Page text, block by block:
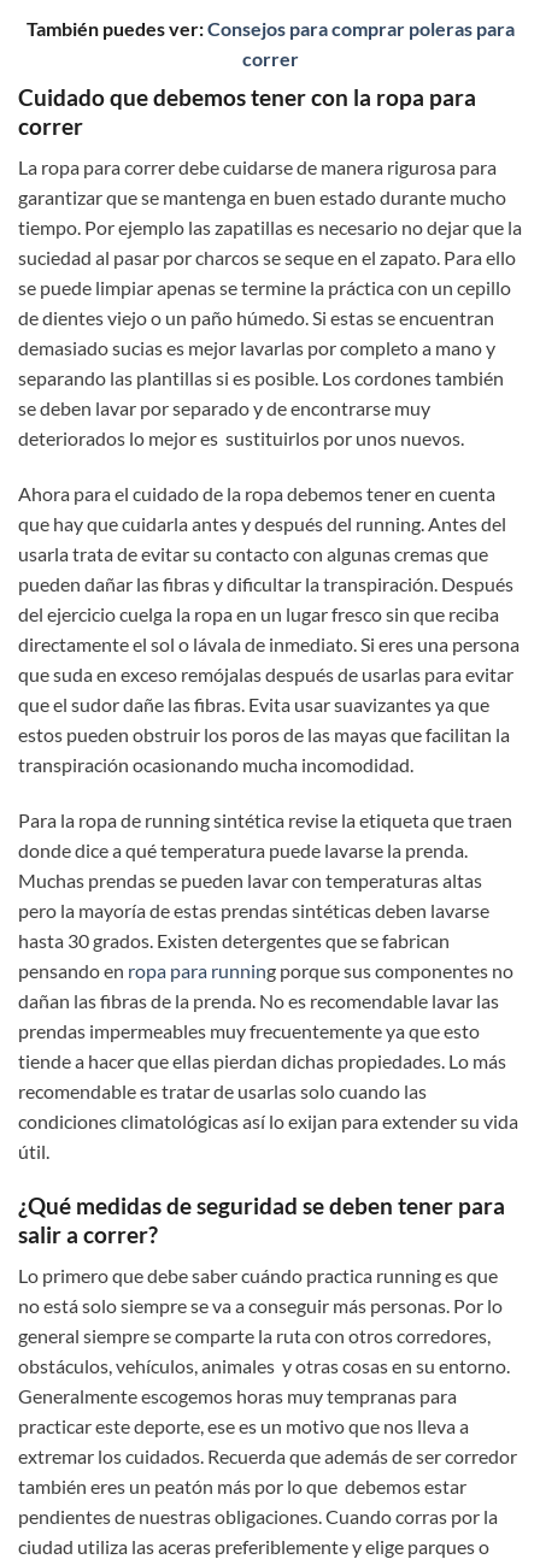
También puedes ver:Consejos para comprar poleras para
correr
Cuidado que debemos tener con la ropa para
correr
La ropa para correr debe cuidarse de manera rigurosa para
garantizar que se mantenga en buen estado durante mucho
tiempo. Por ejemplo las zapatillas es necesario no dejar que la
suciedad al pasar por charcos se seque en el zapato. Para ello
se puede limpiar apenas se termine la práctica con un cepillo
de dientes viejo o un paño húmedo. Si estas se encuentran
demasiado sucias es mejor lavarlas por completo a mano y
separando las plantillas si es posible. Los cordones también
se deben lavar por separado y de encontrarse muy
deteriorados lo mejor es sustituirlos por unos nuevos.
Ahora para el cuidado de la ropa debemos tener en cuenta
que hay que cuidarla antes y después del running. Antes del
usarla trata de evitar su contacto con algunas cremas que
pueden dañar las fibras y dificultar la transpiración. Después
del ejercicio cuelga la ropa en un lugar fresco sin que reciba
directamente el sol o lávala de inmediato. Si eres una persona
que suda en exceso remójalas después de usarlas para evitar
que el sudor dañe las fibras. Evita usar suavizantes ya que
estos pueden obstruir los poros de las mayas que facilitan la
transpiración ocasionando mucha incomodidad.
Para la ropa de running sintética revise la etiqueta que traen
donde dice a qué temperatura puede lavarse la prenda.
Muchas prendas se pueden lavar con temperaturas altas
pero la mayoría de estas prendas sintéticas deben lavarse
hasta 30 grados. Existen detergentes que se fabrican
pensando en ropa para running porque sus componentes no
dañan las fibras de la prenda. No es recomendable lavar las
prendas impermeables muy frecuentemente ya que esto
tiende a hacer que ellas pierdan dichas propiedades. Lo más
recomendable es tratar de usarlas solo cuando las
condiciones climatológicas así lo exijan para extender su vida
útil.
¿Qué medidas de seguridad se deben tener para
salir a correr?
Lo primero que debe saber cuándo practica running es que
no está solo siempre se va a conseguir más personas. Por lo
general siempre se comparte la ruta con otros corredores,
obstáculos, vehículos, animales y otras cosas en su entorno.
Generalmente escogemos horas muy tempranas para
practicar este deporte, ese es un motivo que nos lleva a
extremar los cuidados. Recuerda que además de ser corredor
también eres un peatón más por lo que debemos estar
pendientes de nuestras obligaciones. Cuando corras por la
ciudad utiliza las aceras preferiblemente y elige parques o